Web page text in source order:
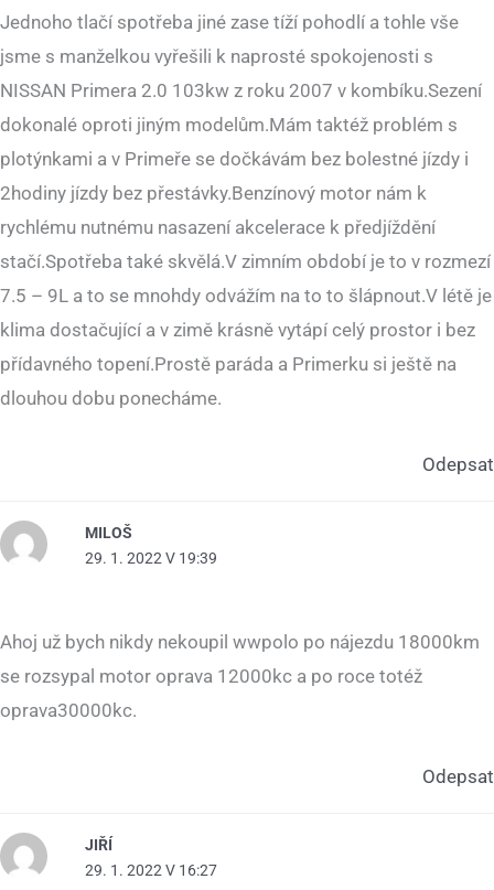
Jednoho tlačí spotřeba jiné zase tíží pohodlí a tohle vše
jsme s manželkou vyřešili k naprosté spokojenosti s
NISSAN Primera 2.0 103kw z roku 2007 v kombíku.Sezení
dokonalé oproti jiným modelům.Mám taktéž problém s
plotýnkami a v Primeře se dočkávám bez bolestné jízdy i
2hodiny jízdy bez přestávky.Benzínový motor nám k
rychlému nutnému nasazení akcelerace k předjíždění
stačí.Spotřeba také skvělá.V zimním období je to v rozmezí
7.5 – 9L a to se mnohdy odvážím na to to šlápnout.V létě je
klima dostačující a v zimě krásně vytápí celý prostor i bez
přídavného topení.Prostě paráda a Primerku si ještě na
dlouhou dobu ponecháme.
Odepsat
MILOŠ
29. 1. 2022 V 19:39
Ahoj už bych nikdy nekoupil wwpolo po nájezdu 18000km
se rozsypal motor oprava 12000kc a po roce totéž
oprava30000kc.
Odepsat
JIŘÍ
29. 1. 2022 V 16:27